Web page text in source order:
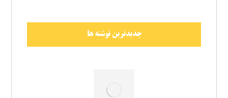
جدیدترین نوشته ها